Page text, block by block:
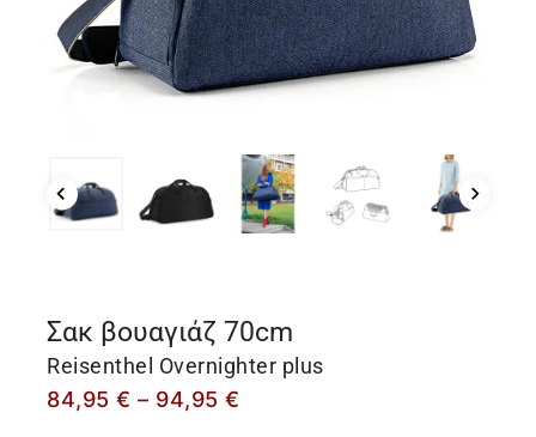
Σακ βουαγιάζ 70cm
Reisenthel Overnighter plus
84,95 € – 94,95 €